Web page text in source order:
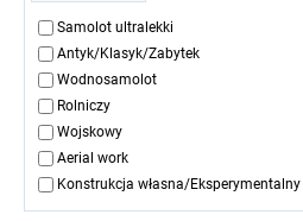
Samolot ultralekki
Antyk/Klasyk/Zabytek
Wodnosamolot
Rolniczy
Wojskowy
Aerial work
Konstrukcja własna/Eksperymentalny